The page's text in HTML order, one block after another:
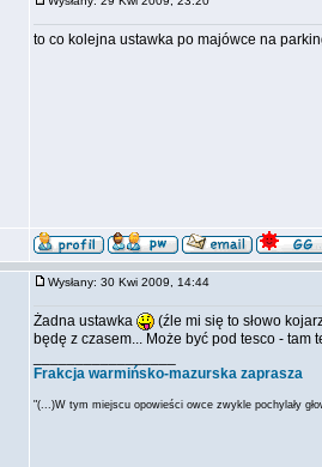
to co kolejna ustawka po majówce na
Wysłany: 30 Kwi 2009, 14:44
Żadna ustawka
(źle mi się to słowo
będę z czasem... Może być pod tesco -
Frakcja warmińsko-mazurska zaprasza
"(...)W tym miejscu opowieści owce zwykle pochylały